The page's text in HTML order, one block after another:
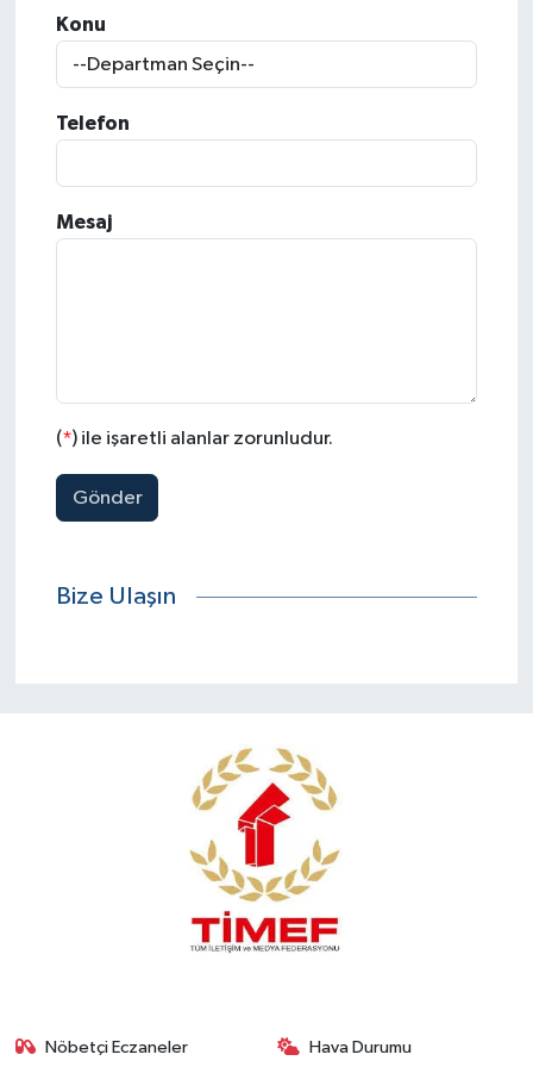
Konu
Telefon
Mesaj
(*) ile işaretli alanlar zorunludur.
Gönder
Bize Ulaşın
Nöbetçi Eczaneler Hava Durumu
Konsorsiyum
PROJELER İNGİLİZCE